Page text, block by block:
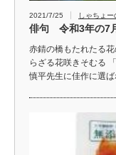
2021/7/25 しゃちょ
俳句 令和3年の7
赤錆の橋もたれたる
らざる花咲きそむる
慎平先生に佳作に選